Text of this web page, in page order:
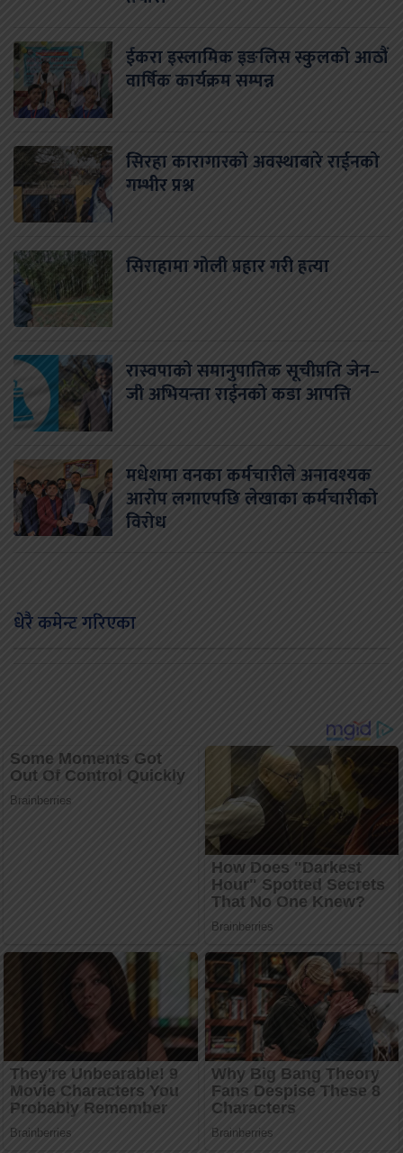
ईकरा इस्लामिक इङलिस स्कुलको आठौं
वार्षिक कार्यक्रम सम्पन्न
सिरहा कारागारको अवस्थाबारे राईनको
गम्भीर प्रश्न
सिराहामा गोली प्रहार गरी हत्या
रास्वपाको समानुपातिक सूचीप्रति जेन–
जी अभियन्ता राईनको कडा आपत्ति
मधेशमा वनका कर्मचारीले अनावश्यक
आरोप लगाएपछि लेखाका कर्मचारीको
विरोध
धेरै कमेन्ट गरिएका